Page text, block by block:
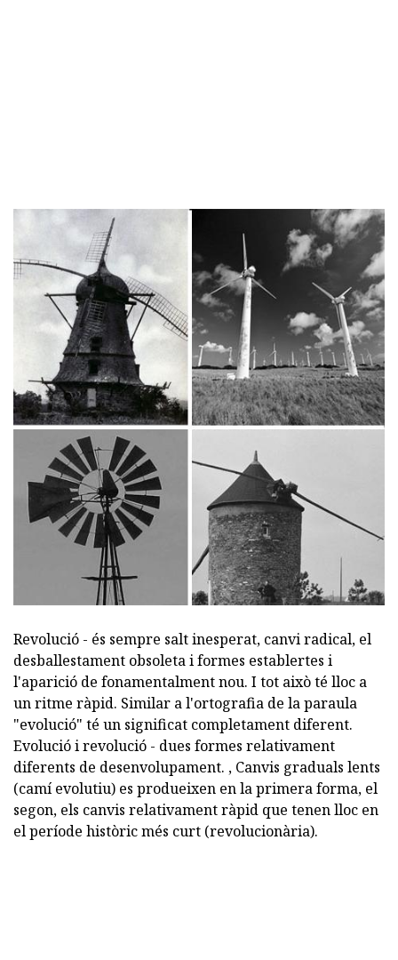
Revolució - és sempre salt inesperat, canvi radical, el
desballestament obsoleta i formes establertes i
l'aparició de fonamentalment nou. I tot això té lloc a
un ritme ràpid. Similar a l'ortografia de la paraula
"evolució" té un significat completament diferent.
Evolució i revolució - dues formes relativament
diferents de desenvolupament. , Canvis graduals lents
(camí evolutiu) es produeixen en la primera forma, el
segon, els canvis relativament ràpid que tenen lloc en
el període històric més curt (revolucionària).